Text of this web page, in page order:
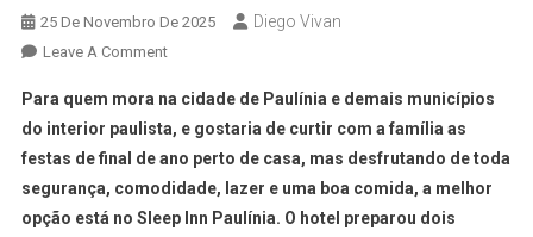
25 De Novembro De 2025 Diego Vivan
Leave A Comment
Para quem mora na cidade de Paulínia e demais municípios
do interior paulista, e gostaria de curtir com a família as
festas de final de ano perto de casa, mas desfrutando de toda
segurança, comodidade, lazer e uma boa comida, a melhor
opção está no Sleep Inn Paulínia. O hotel preparou dois